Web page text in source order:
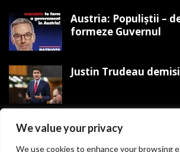
We value your privacy
We use cookies to enhance your browsing
Austria: Populiștii –
formeze Guvernul
Justin Trudeau
Trump organizează
Victoriei MAGA pe 19